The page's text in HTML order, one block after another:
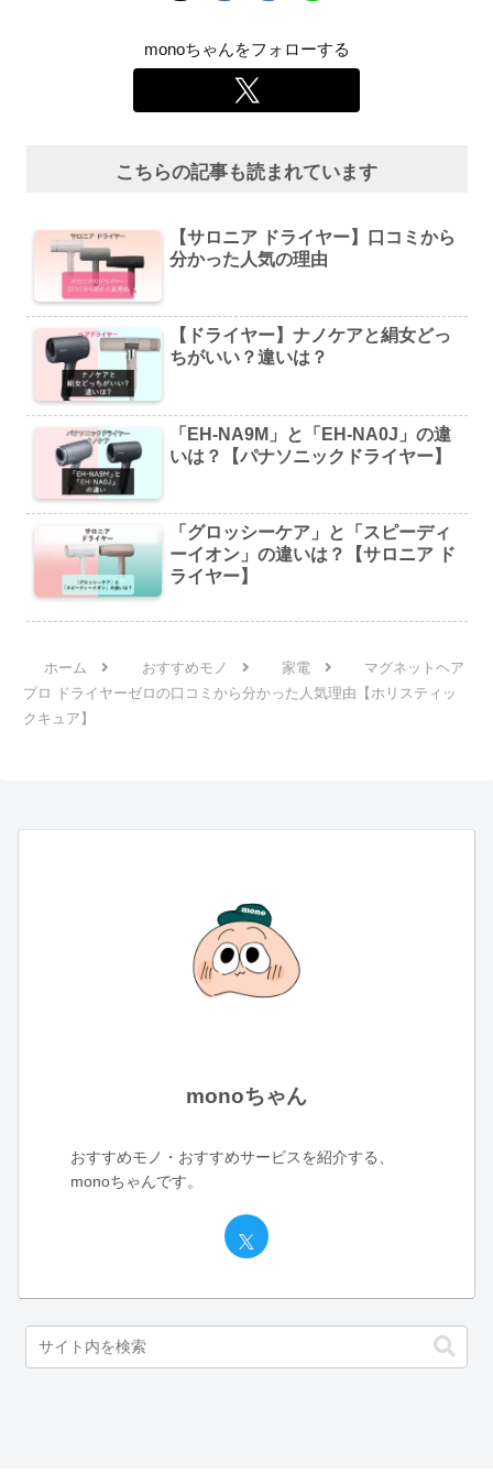
monoちゃんをフォローする
こちらの記事も読まれています
【サロニア ドライヤー】口コミから
分かった人気の理由
【ドライヤー】ナノケアと絹女どっ
ちがいい？違いは？
「EH-NA9M」と「EH-NA0J」の違
いは？【パナソニックドライヤー】
「グロッシーケア」と「スピーディ
ーイオン」の違いは？【サロニア ド
ライヤー】
ホーム おすすめモノ 家電
マグネットヘア
プロ ドライヤーゼロの口コミから分かった人気理由【ホリスティッ
クキュア】
monoちゃん
おすすめモノ・おすすめサービスを紹介する、
monoちゃんです。